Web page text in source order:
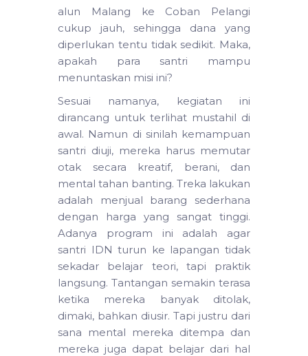
alun Malang ke Coban Pelangi
cukup jauh, sehingga dana yang
diperlukan tentu tidak sedikit. Maka,
apakah para santri mampu
menuntaskan misi ini?
Sesuai namanya, kegiatan ini
dirancang untuk terlihat mustahil di
awal. Namun di sinilah kemampuan
santri diuji, mereka harus memutar
otak secara kreatif, berani, dan
mental tahan banting. Treka lakukan
adalah menjual barang sederhana
dengan harga yang sangat tinggi.
Adanya program ini adalah agar
santri IDN turun ke lapangan tidak
sekadar belajar teori, tapi praktik
langsung. Tantangan semakin terasa
ketika mereka banyak ditolak,
dimaki, bahkan diusir. Tapi justru dari
sana mental mereka ditempa dan
mereka juga dapat belajar dari hal